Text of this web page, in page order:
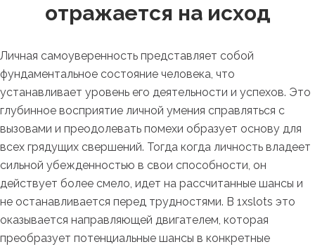
отражается на исход
Личная самоуверенность представляет собой
фундаментальное состояние человека, что
устанавливает уровень его деятельности и успехов. Это
глубинное восприятие личной умения справляться с
вызовами и преодолевать помехи образует основу для
всех грядущих свершений. Тогда когда личность владеет
сильной убежденностью в свои способности, он
действует более смело, идет на рассчитанные шансы и
не останавливается перед трудностями. В 1xslots это
оказывается направляющей двигателем, которая
преобразует потенциальные шансы в конкретные